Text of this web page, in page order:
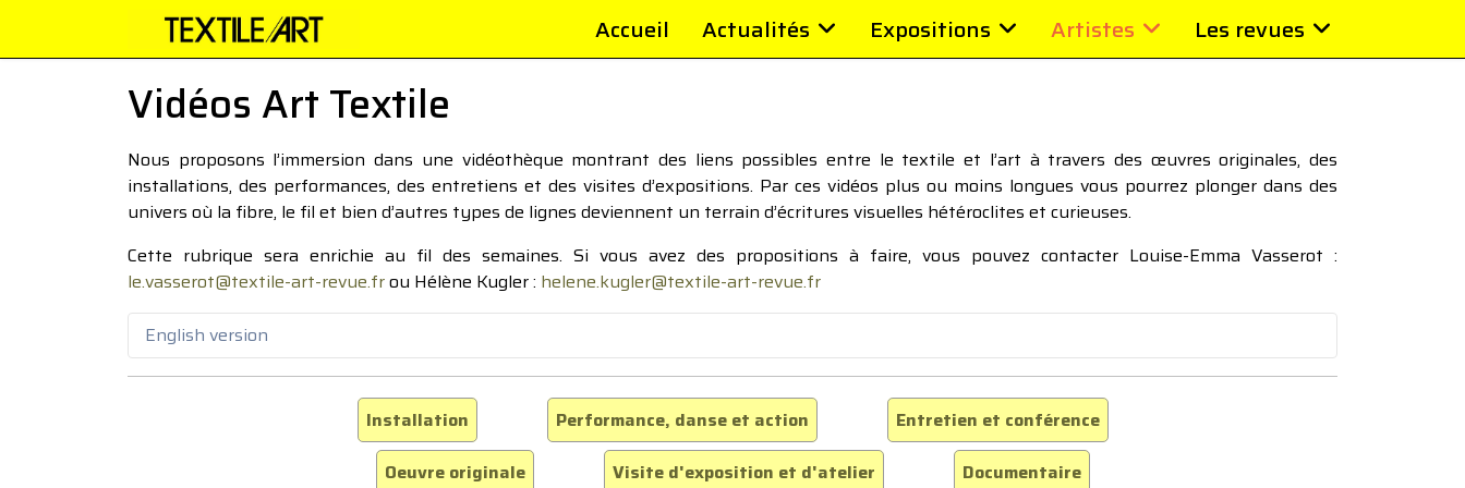
Accueil Actualités Expositions Artistes Les revues
Vidéos Art Textile
Nous proposons l’immersion dans une vidéothèque montrant des liens possibles entre le textile et l’art à travers des œuvres originales, des
installations, des performances, des entretiens et des visites d’expositions. Par ces vidéos plus ou moins longues vous pourrez plonger dans des
univers où la fibre, le fil et bien d’autres types de lignes deviennent un terrain d’écritures visuelles hétéroclites et curieuses.
Cette rubrique sera enrichie au fil des semaines. Si vous avez des propositions à faire, vous pouvez contacter Louise-Emma Vasserot :
le.vasserot@textile-art-revue.frou Hélène Kugler : helene.kugler@textile-art-revue.fr
English version
Installation Performance, danse et action
Entretien et conférence
Oeuvre originale
Visite d'exposition et d'atelier Documentaire